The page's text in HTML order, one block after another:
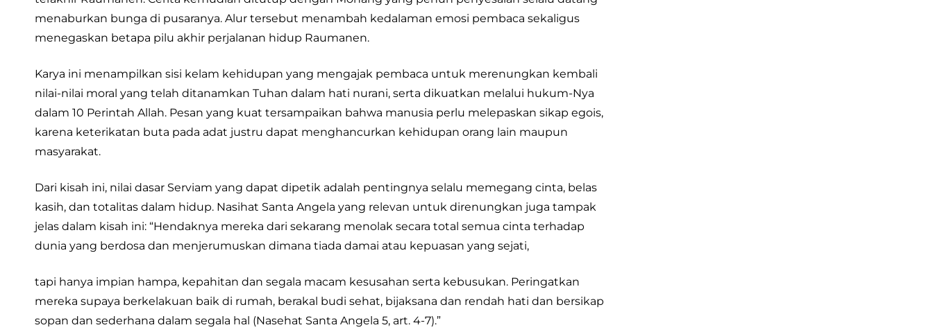
menaburkan bunga di pusaranya. Alur tersebut menambah kedalaman emosi pembaca sekaligus
menegaskan betapa pilu akhir perjalanan hidup Raumanen.
Karya ini menampilkan sisi kelam kehidupan yang mengajak pembaca untuk merenungkan kembali
nilai-nilai moral yang telah ditanamkan Tuhan dalam hati nurani, serta dikuatkan melalui hukum-Nya
dalam 10 Perintah Allah. Pesan yang kuat tersampaikan bahwa manusia perlu melepaskan sikap egois,
karena keterikatan buta pada adat justru dapat menghancurkan kehidupan orang lain maupun
masyarakat.
Dari kisah ini, nilai dasar Serviam yang dapat dipetik adalah pentingnya selalu memegang cinta, belas
kasih, dan totalitas dalam hidup. Nasihat Santa Angela yang relevan untuk direnungkan juga tampak
jelas dalam kisah ini: “Hendaknya mereka dari sekarang menolak secara total semua cinta terhadap
dunia yang berdosa dan menjerumuskan dimana tiada damai atau kepuasan yang sejati,
tapi hanya impian hampa, kepahitan dan segala macam kesusahan serta kebusukan. Peringatkan
mereka supaya berkelakuan baik di rumah, berakal budi sehat, bijaksana dan rendah hati dan bersikap
sopan dan sederhana dalam segala hal (Nasehat Santa Angela 5, art. 4-7).”